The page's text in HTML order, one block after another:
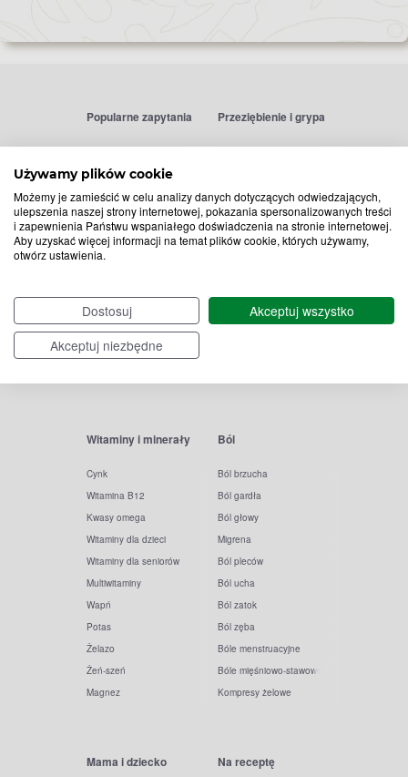
Używamy plików cookie
Możemy je zamieścić w celu analizy danych dotyczących odwiedzających,
ulepszenia naszej strony internetowej, pokazania spersonalizowanych treści
i zapewnienia Państwu wspaniałego doświadczenia na stronie internetowej.
Aby uzyskać więcej informacji na temat plików cookie, których używamy,
otwórz ustawienia.
Dostosuj
Akceptuj wszystko
Akceptuj niezbędne
Popularne zapytania
Witamina C
Krople do oczu
Tran
Paracetamol
Ibuprofen
Elektrolity
Kolagen
Zatoki
Przeziębienie i grypa
Inhalacje
Katar
Kaszel
Drapanie w gardle
Preparaty przeciwwirusowe
Witaminy i minerały
Cynk
Witamina B12
Kwasy omega
Witaminy dla dzieci
Witaminy dla seniorów
Multiwitaminy
Wapń
Potas
Żelazo
Żeń-szeń
Magnez
Ból
Ból brzucha
Ból gardła
Ból głowy
Migrena
Ból pleców
Ból ucha
Ból zatok
Ból zęba
Bóle menstruacyjne
Bóle mięśniowo-stawowe
Kompresy żelowe
Mama i dziecko Na receptę